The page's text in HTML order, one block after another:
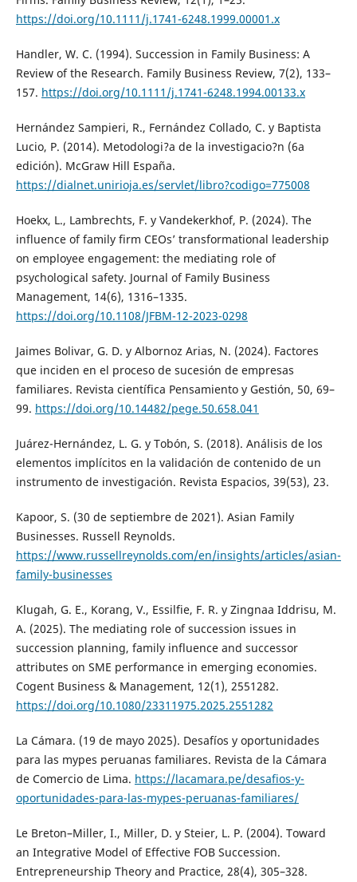
https://doi.org/10.1111/j.1741-6248.1999.00001.x
Handler, W. C. (1994). Succession in Family Business: A
Review of the Research. Family Business Review, 7(2), 133–
157. https://doi.org/10.1111/j.1741-6248.1994.00133.x
Hernández Sampieri, R., Fernández Collado, C. y Baptista
Lucio, P. (2014). Metodologi?a de la investigacio?n (6a
edición). McGraw Hill España.
https://dialnet.unirioja.es/servlet/libro?codigo=775008
Hoekx, L., Lambrechts, F. y Vandekerkhof, P. (2024). The
influence of family firm CEOs’ transformational leadership
on employee engagement: the mediating role of
psychological safety. Journal of Family Business
Management, 14(6), 1316–1335.
https://doi.org/10.1108/JFBM-12-2023-0298
Jaimes Bolivar, G. D. y Albornoz Arias, N. (2024). Factores
que inciden en el proceso de sucesión de empresas
familiares. Revista científica Pensamiento y Gestión, 50, 69–
99. https://doi.org/10.14482/pege.50.658.041
Juárez-Hernández, L. G. y Tobón, S. (2018). Análisis de los
elementos implícitos en la validación de contenido de un
instrumento de investigación. Revista Espacios, 39(53), 23.
Kapoor, S. (30 de septiembre de 2021). Asian Family
Businesses. Russell Reynolds.
https://www.russellreynolds.com/en/insights/articles/asian-
family-businesses
Klugah, G. E., Korang, V., Essilfie, F. R. y Zingnaa Iddrisu, M.
A. (2025). The mediating role of succession issues in
succession planning, family influence and successor
attributes on SME performance in emerging economies.
Cogent Business & Management, 12(1), 2551282.
https://doi.org/10.1080/23311975.2025.2551282
La Cámara. (19 de mayo 2025). Desafíos y oportunidades
para las mypes peruanas familiares. Revista de la Cámara
de Comercio de Lima. https://lacamara.pe/desafios-y-
oportunidades-para-las-mypes-peruanas-familiares/
Le Breton–Miller, I., Miller, D. y Steier, L. P. (2004). Toward
an Integrative Model of Effective FOB Succession.
Entrepreneurship Theory and Practice, 28(4), 305–328.